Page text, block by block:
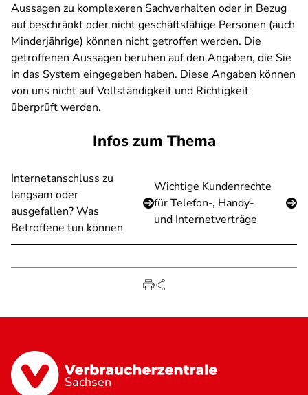
Aussagen zu komplexeren Sachverhalten oder in Bezug
auf beschränkt oder nicht geschäftsfähige Personen (auch
Minderjährige) können nicht getroffen werden. Die
getroffenen Aussagen beruhen auf den Angaben, die Sie
in das System eingegeben haben. Diese Angaben können
von uns nicht auf Vollständigkeit und Richtigkeit
überprüft werden.
Infos zum Thema
Internetanschluss zu
langsam oder
ausgefallen? Was
Betroffene tun können
Wichtige Kundenrechte
für Telefon-, Handy-
und Internetverträge
Sachsen